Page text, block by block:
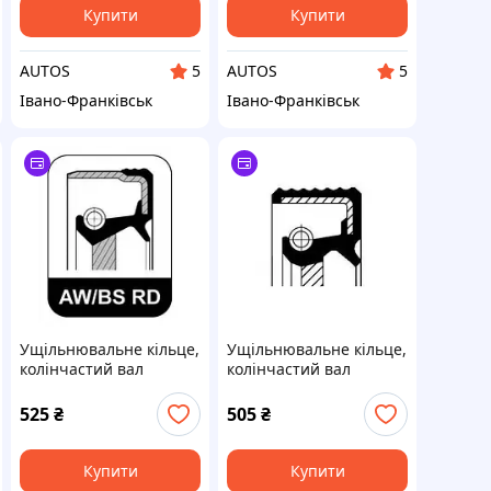
Купити
AUTOS
5
Івано-Франківськ
VICTORIA, E,Купити
AUTOS
5
Івано-Франківськ
Ущільнювальне кільце,
колінчастий вал
CORTECO 12015120 на
LANCIA THEMA (834)
525₴
Купити
Ущільнювальне кільце,
колінчастий вал
CORTECO 20035727B на
CITRO8197N AX (ZA-_)
505₴
Купити